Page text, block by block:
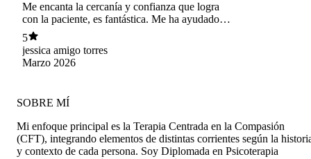
Me encanta la cercanía y confianza que logra
con la paciente, es fantástica. Me ha ayudado
demasiado
5
jessica amigo torres
Marzo 2026
SOBRE MÍ
Mi enfoque principal es la Terapia Centrada en la Compasión
(CFT), integrando elementos de distintas corrientes según la
y contexto de cada persona. Soy Diplomada en Psicoterapia